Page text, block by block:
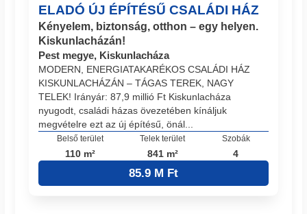
ELADÓ ÚJ ÉPÍTÉSŰ CSALÁDI HÁZ
Kényelem, biztonság, otthon – egy helyen.
Kiskunlacházán!
Pest megye, Kiskunlacháza
MODERN, ENERGIATAKARÉKOS CSALÁDI HÁZ
KISKUNLACHÁZÁN – TÁGAS TEREK, NAGY
TELEK! Irányár: 87,9 millió Ft Kiskunlacháza
nyugodt, családi házas övezetében kínáljuk
megvételre ezt az új építésű, önál...
Belső terület
110 m²
Telek terület
841 m²
Szobák
4
85.9 M Ft